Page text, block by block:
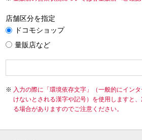
店舗区分を指定
ドコモショップ
量販店など
入力の際に「環境依存文字」（一般的にイン
けないとされる漢字や記号）を使用しますと
る場合がありますのでご注意ください。